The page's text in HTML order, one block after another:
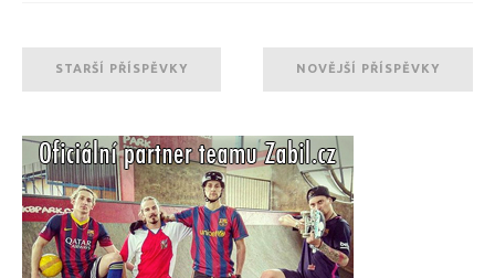
STARŠÍ PŘÍSPĚVKY NOVĚJŠÍ PŘÍSPĚVKY